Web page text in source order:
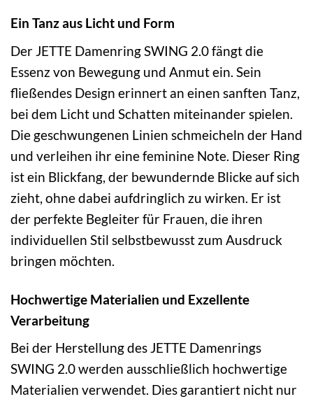
Ein Tanz aus Licht und Form
Der JETTE Damenring SWING 2.0 fängt die
Essenz von Bewegung und Anmut ein. Sein
fließendes Design erinnert an einen sanften Tanz,
bei dem Licht und Schatten miteinander spielen.
Die geschwungenen Linien schmeicheln der Hand
und verleihen ihr eine feminine Note. Dieser Ring
ist ein Blickfang, der bewundernde Blicke auf sich
zieht, ohne dabei aufdringlich zu wirken. Er ist
der perfekte Begleiter für Frauen, die ihren
individuellen Stil selbstbewusst zum Ausdruck
bringen möchten.
Hochwertige Materialien und Exzellente
Verarbeitung
Bei der Herstellung des JETTE Damenrings
SWING 2.0 werden ausschließlich hochwertige
Materialien verwendet. Dies garantiert nicht nur